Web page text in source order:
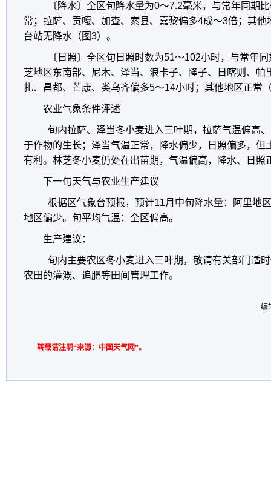
〔降水〕全区旬降水量为0～7.2毫米，与常年同期
常；拉萨、贡嘎、加查、索县、嘉黎偏多4成～3倍；其
台站无降水（图3）。
〔日照〕全区旬日照时数为51～102小时，与常年
芝地区东南部、尼木、泽当、浪卡子、隆子、日喀则、帕
扎、昌都、芒康、类乌齐偏多5～14小时；其他地区正常
农业气象条件评述
旬内拉萨、泽当冬小麦进入三叶期，拉萨气温偏高
于作物的生长；泽当气温正常，降水偏少，日照偏多，但
有利。林芝冬小麦仍处在出苗期，气温偏高，降水、日照
下一旬天气与农业生产建议
根据区气象台预报，预计11月中旬降水量：阿里地
地区偏少。旬平均气温：全区偏高。
生产建议：
旬内主要农区冬小麦进入三叶期，敬请有关部门适
农田的灌溉、追肥等田间管理工作。
编
转载请注明“来源：中国天气网”。